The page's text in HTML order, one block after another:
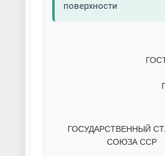
поверхности